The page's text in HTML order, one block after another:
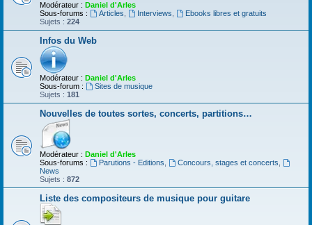
Modérateur : Daniel d'Arles
Sous-forums :
Articles Interviews
Ebooks libres et gratuits
Sujets : 224
Infos du Web
Modérateur : Daniel d'Arles
Sous-forum :
Sites de musique
Sujets : 181
Nouvelles de toutes sortes, concerts, partitions…
Modérateur : Daniel d'Arles
Sous-forums :
Parutions - Editions Concours, stages et concerts
News
Sujets : 872
Liste des compositeurs de musique pour guitare